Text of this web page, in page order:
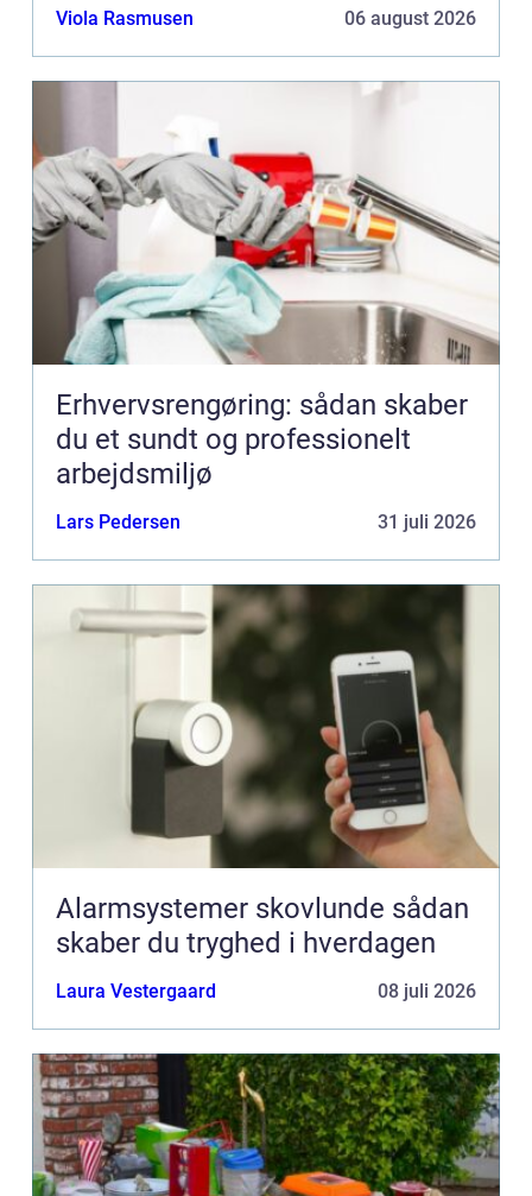
Viola Rasmusen 06 august 2026
Erhvervsrengøring: sådan skaber
du et sundt og professionelt
arbejdsmiljø
Lars Pedersen 31 juli 2026
Alarmsystemer skovlunde sådan
skaber du tryghed i hverdagen
Laura Vestergaard 08 juli 2026